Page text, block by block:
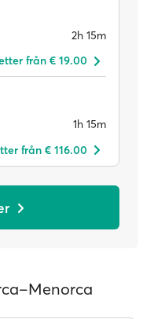
2h 15m
från € 19.00
1h 15m
från € 116.00